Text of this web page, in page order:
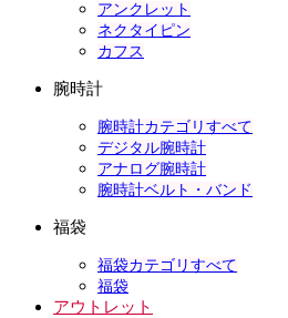
アンクレット
ネクタイピン
カフス
腕時計
腕時計カテゴリすべて
デジタル腕時計
アナログ腕時計
腕時計ベルト・バンド
福袋
福袋カテゴリすべて
福袋
アウトレット